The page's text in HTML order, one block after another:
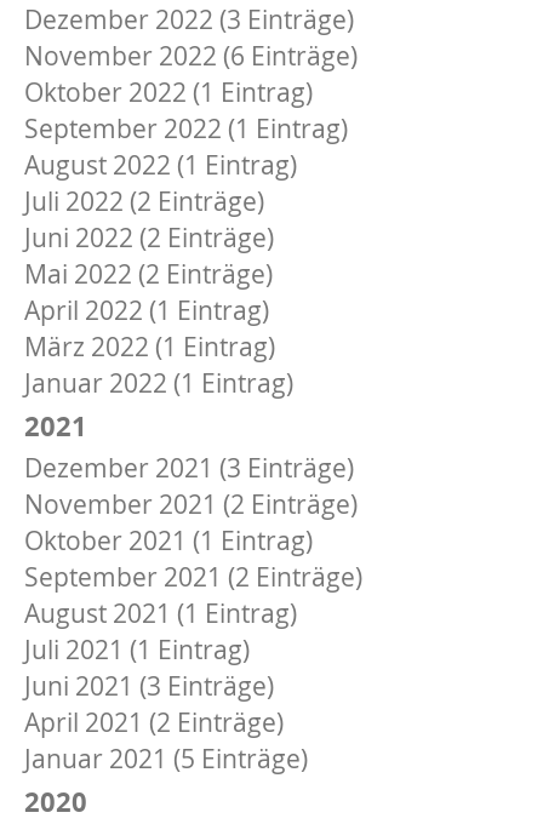
Dezember 2022 (3 Einträge)
November 2022 (6 Einträge)
Oktober 2022 (1 Eintrag)
September 2022 (1 Eintrag)
August 2022 (1 Eintrag)
Juli 2022 (2 Einträge)
Juni 2022 (2 Einträge)
Mai 2022 (2 Einträge)
April 2022 (1 Eintrag)
März 2022 (1 Eintrag)
Januar 2022 (1 Eintrag)
2021
Dezember 2021 (3 Einträge)
November 2021 (2 Einträge)
Oktober 2021 (1 Eintrag)
September 2021 (2 Einträge)
August 2021 (1 Eintrag)
Juli 2021 (1 Eintrag)
Juni 2021 (3 Einträge)
April 2021 (2 Einträge)
Januar 2021 (5 Einträge)
2020